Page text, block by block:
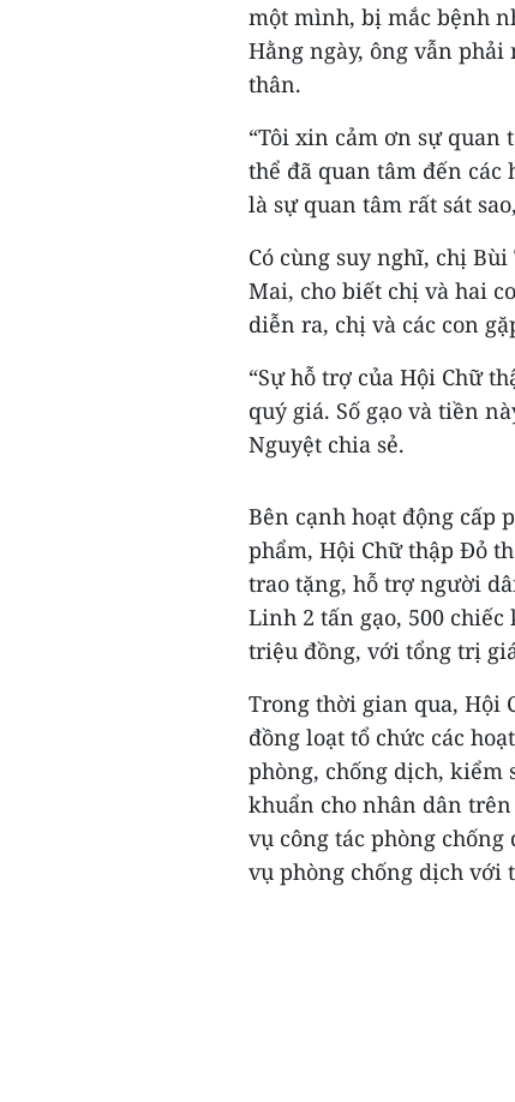
một mình, bị mắc bệnh
Hằng ngày, ông vẫn
thân.
“Tôi xin cảm ơn sự quan
thể đã quan tâm đến
là sự quan tâm rất sát
Có cùng suy nghĩ, chị
Mai, cho biết chị và hai
diễn ra, chị và các con
“Sự hỗ trợ của Hội Chữ
quý giá. Số gạo và tiền
Nguyệt chia sẻ.
Bên cạnh hoạt động cấp
phẩm, Hội Chữ thập Đỏ
trao tặng, hỗ trợ người
Linh 2 tấn gạo, 500
triệu đồng, với tổng trị
Trong thời gian qua, Hội
đồng loạt tổ chức các
phòng, chống dịch, kiểm
khuẩn cho nhân dân
vụ công tác phòng
vụ phòng chống dịch với